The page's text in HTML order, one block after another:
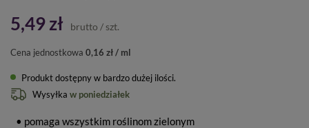
5,49 zł brutto / szt.
Cena jednostkowa 0,16 zł / ml
Produkt dostępny w bardzo dużej ilości
Wysyłka w poniedziałek
• pomaga wszystkim roślinom zielonym